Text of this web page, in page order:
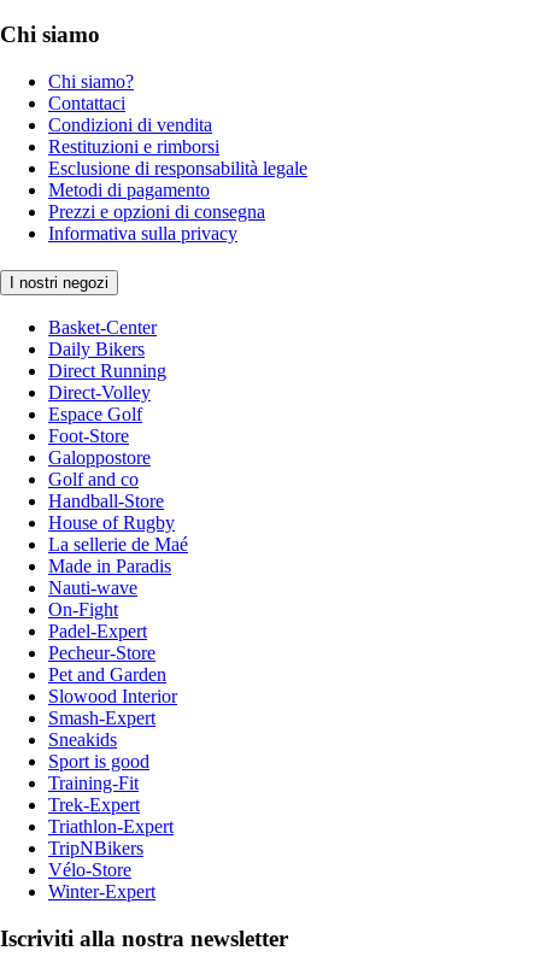
Chi siamo
Chi siamo?
Contattaci
Condizioni di vendita
Restituzioni e rimborsi
Esclusione di responsabilità legale
Metodi di pagamento
Prezzi e opzioni di consegna
Informativa sulla privacy
I nostri negozi
Basket-Center
Daily Bikers
Direct Running
Direct-Volley
Espace Golf
Foot-Store
Galoppostore
Golf and co
Handball-Store
House of Rugby
La sellerie de Maé
Made in Paradis
Nauti-wave
On-Fight
Padel-Expert
Pecheur-Store
Pet and Garden
Slowood Interior
Smash-Expert
Sneakids
Sport is good
Training-Fit
Trek-Expert
Triathlon-Expert
TripNBikers
Vélo-Store
Winter-Expert
Iscriviti alla nostra newsletter